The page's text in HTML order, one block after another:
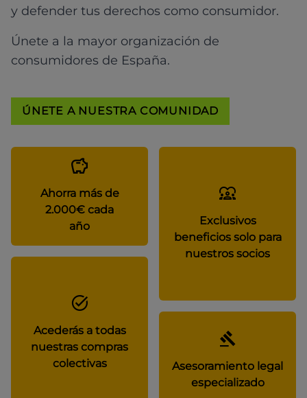
y defender tus derechos como consumidor.
Únete a la mayor organización de
consumidores de España.
ÚNETE A NUESTRA COMUNIDAD
Ahorra más de
2.000€ cada
año
Exclusivos
beneficios solo para
nuestros socios
Acederás a todas
nuestras compras
colectivas
Asesoramiento legal
especializado